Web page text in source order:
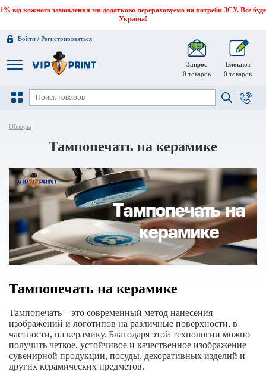
1% від кожного замовлення ми додатково перераховуємо на потреби ЗСУ. Все буде
Україна!
Войти /Регистрироваться
Запрос
0 товаров
Блокнот
0 товаров
Обзоры
Тампопечать на керамике
Тампопечать на керамике
Тампопечать – это современный метод нанесения
изображений и логотипов на различные поверхности, в
частности, на керамику. Благодаря этой технологии можно
получить четкое, устойчивое и качественное изображение
сувенирной продукции, посуды, декоративных изделий и
других керамических предметов.